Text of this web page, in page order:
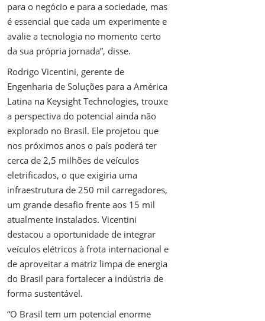
para o negócio e para a sociedade, mas
é essencial que cada um experimente e
avalie a tecnologia no momento certo
da sua própria jornada”, disse.
Rodrigo Vicentini, gerente de
Engenharia de Soluções para a América
Latina na Keysight Technologies, trouxe
a perspectiva do potencial ainda não
explorado no Brasil. Ele projetou que
nos próximos anos o país poderá ter
cerca de 2,5 milhões de veículos
eletrificados, o que exigiria uma
infraestrutura de 250 mil carregadores,
um grande desafio frente aos 15 mil
atualmente instalados. Vicentini
destacou a oportunidade de integrar
veículos elétricos à frota internacional e
de aproveitar a matriz limpa de energia
do Brasil para fortalecer a indústria de
forma sustentável.
“O Brasil tem um potencial enorme